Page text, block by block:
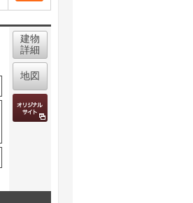
建物
詳細
地図